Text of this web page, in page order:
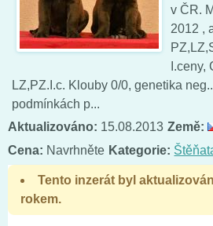
v ČR.
2012 ,
I.ceny,
LZ,PZ.I.c. Klouby 0/0, genetika
podmínkách p...
Aktualizováno: 15.08.2013 Země:
Cena: Navrhněte Kategorie:
Tento inzerát byl
rokem.